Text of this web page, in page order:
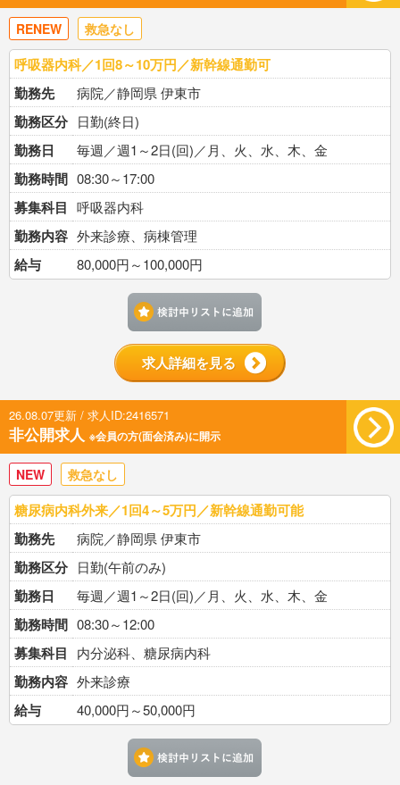
RENEW 救急なし
呼吸器内科／1回8～10万円／新幹線通勤可
勤務先
病院／静岡県 伊東市
勤務区分 日勤(終日)
勤務日 毎週／週1～2日(回)／月、火、水、木、金
勤務時間 08:30～17:00
募集科目 呼吸器内科
勤務内容 外来診療、病棟管理
給与 80,000円～100,000円
求人詳細を見る
26.08.07更新 / 求人ID:2416571
非公開求人 ※会員の方(面会済み)に開示
NEW 救急なし
糖尿病内科外来／1回4～5万円／新幹線通勤可能
勤務先
病院／静岡県 伊東市
勤務区分 日勤(午前のみ)
勤務日 毎週／週1～2日(回)／月、火、水、木、金
勤務時間 08:30～12:00
募集科目 内分泌科、糖尿病内科
勤務内容 外来診療
給与 40,000円～50,000円